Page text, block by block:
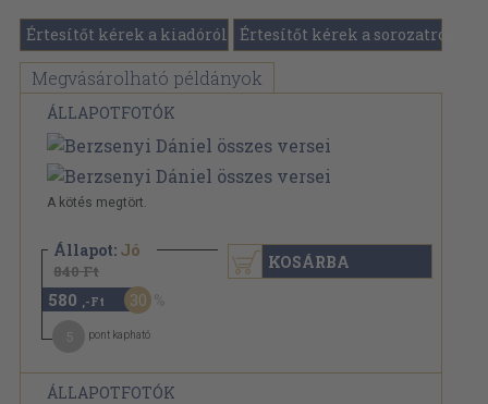
Értesítőt kérek a kiadóról Értesítőt kérek a sorozatról
Megvásárolható példányok
ÁLLAPOTFOTÓK
A kötés megtört.
Állapot: Jó
840 Ft
580 ,-Ft 30
pont kapható
KOSÁRBA
ÁLLAPOTFOTÓK